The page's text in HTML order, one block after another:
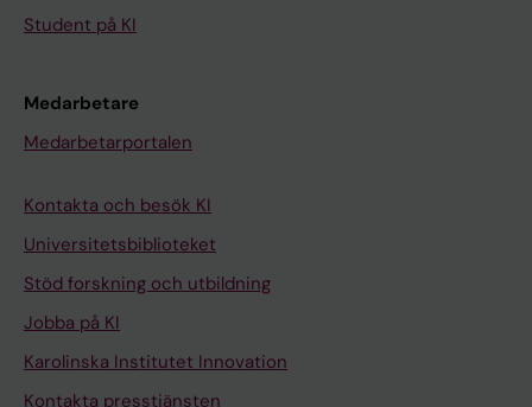
Student på KI
Medarbetare
Medarbetarportalen
Kontakta och besök KI
Universitetsbiblioteket
Stöd forskning och utbildning
Jobba på KI
Karolinska Institutet Innovation
Kontakta presstjänsten